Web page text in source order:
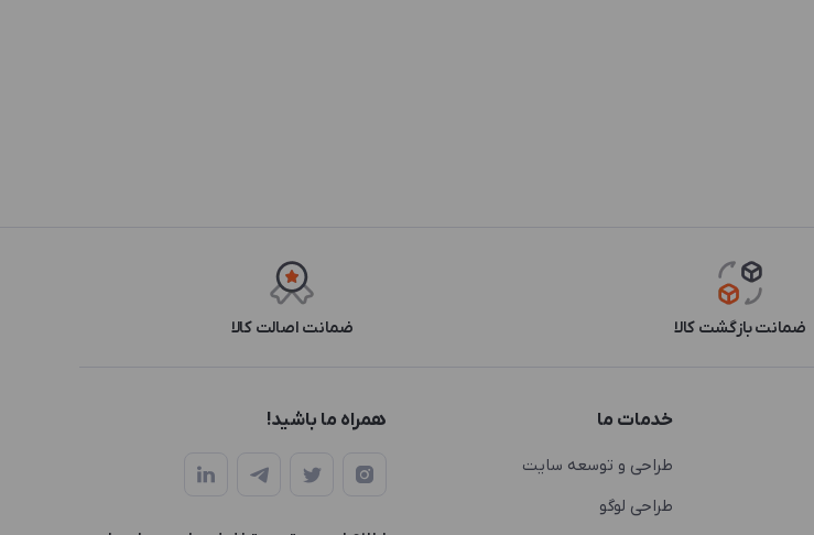
ضمانت بازگشت کالا ضمانت اصالت کالا
خدمات ما
طراحی و توسعه سایت
طراحی لوگو
همراه ما باشید!